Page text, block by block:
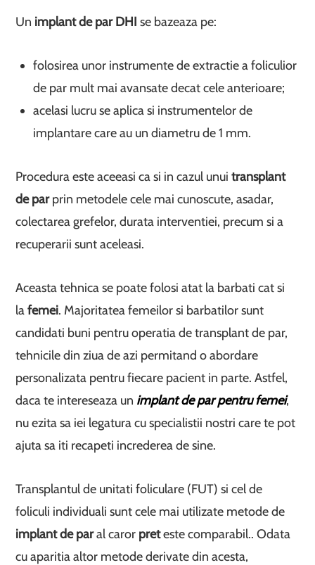
Un implant de par DHI se bazeaza pe:
folosirea unor instrumente de extractie a foliculior
de par mult mai avansate decat cele anterioare;
acelasi lucru se aplica si instrumentelor de
implantare care au un diametru de 1 mm.
Procedura este aceeasi ca si in cazul unuitransplant
de parprin metodele cele mai cunoscute, asadar,
colectarea grefelor, durata interventiei, precum si a
recuperarii sunt aceleasi.
Aceasta tehnica se poate folosi atat la barbati cat si
lafemei. Majoritatea femeilor si barbatilor sunt
candidati buni pentru operatia de transplant de par,
tehnicile din ziua de azi permitand o abordare
personalizata pentru fiecare pacient in parte. Astfel,
daca te intereseaza un implant de par pentru femei,
nu ezita sa iei legatura cu specialistii nostri care te pot
ajuta sa iti recapeti increderea de sine.
Transplantul de unitati foliculare (FUT) si cel de
foliculi individuali sunt cele mai utilizate metode de
implant de paral caror preteste comparabil.. Odata
cu aparitia altor metode derivate din acesta,